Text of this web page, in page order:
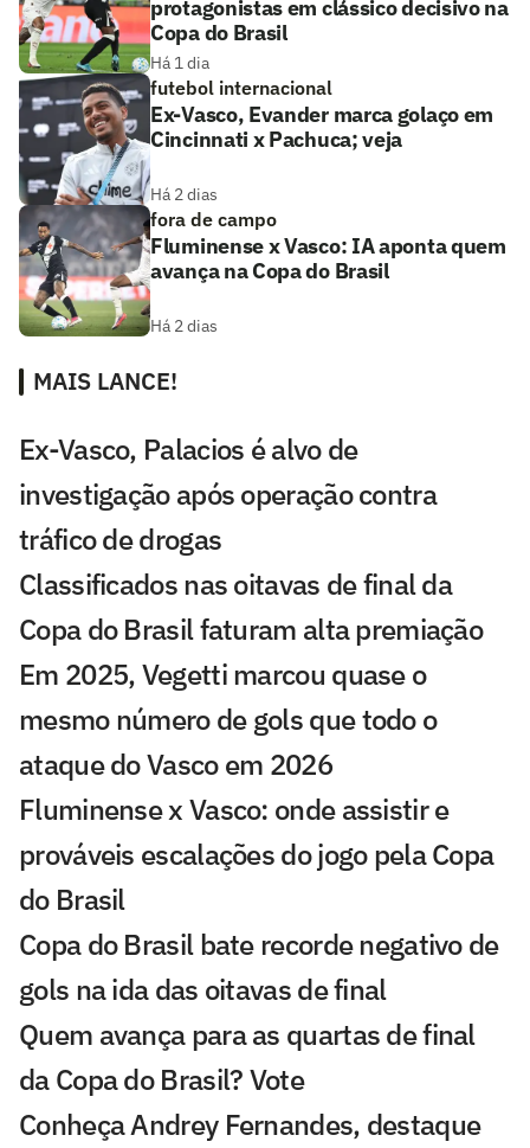
protagonistas em clássico decisivo na
Copa do Brasil
Há 1 dia
futebol internacional
Ex-Vasco, Evander marca golaço em
Cincinnati x Pachuca; veja
Há 2 dias
fora de campo
Fluminense x Vasco: IA aponta quem
avança na Copa do Brasil
Há 2 dias
MAIS LANCE!
Ex-Vasco, Palacios é alvo de
investigação após operação contra
tráfico de drogas
Classificados nas oitavas de final da
Copa do Brasil faturam alta premiação
Em 2025, Vegetti marcou quase o
mesmo número de gols que todo o
ataque do Vasco em 2026
Fluminense x Vasco: onde assistir e
prováveis escalações do jogo pela Copa
do Brasil
Copa do Brasil bate recorde negativo de
gols na ida das oitavas de final
Quem avança para as quartas de final
da Copa do Brasil? Vote
Conheça Andrey Fernandes, destaque